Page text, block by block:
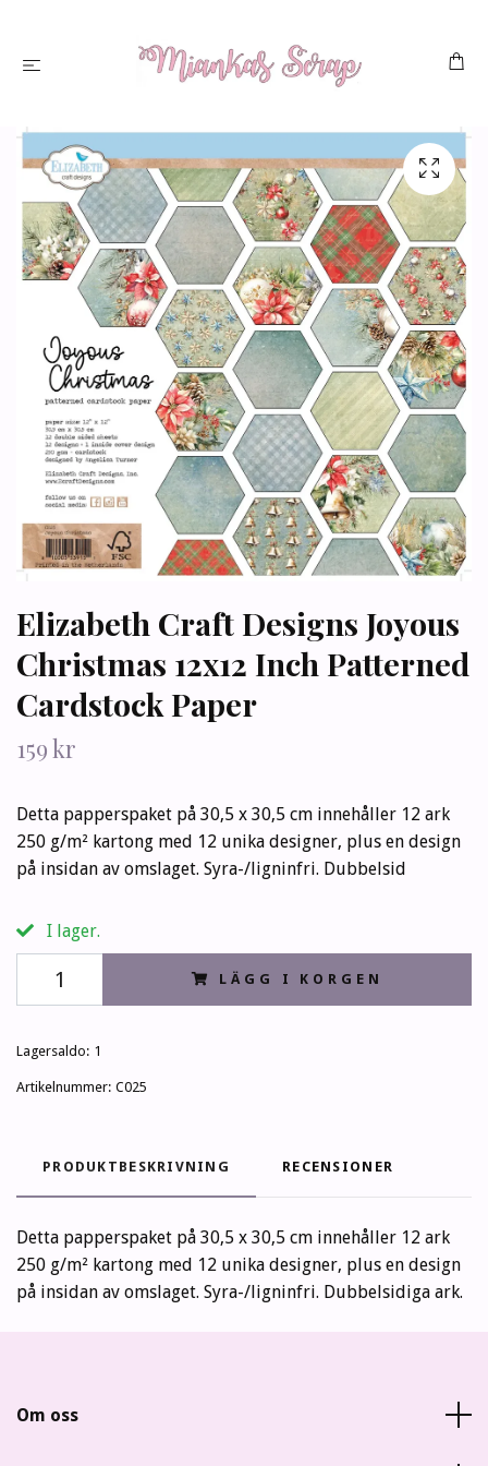
Elizabeth Craft Designs Joyous
Christmas 12x12 Inch Patterned
Cardstock Paper
159 kr
Detta papperspaket på 30,5 x 30,5 cm innehåller 12 ark
250 g/m² kartong med 12 unika designer, plus en design
på insidan av omslaget. Syra-/ligninfri. Dubbelsid
I lager.
LÄGG I KORGEN
Lagersaldo: 1
Artikelnummer: C025
PRODUKTBESKRIVNING RECENSIONER
Detta papperspaket på 30,5 x 30,5 cm innehåller 12 ark
250 g/m² kartong med 12 unika designer, plus en design
på insidan av omslaget. Syra-/ligninfri. Dubbelsidiga ark.
Om oss